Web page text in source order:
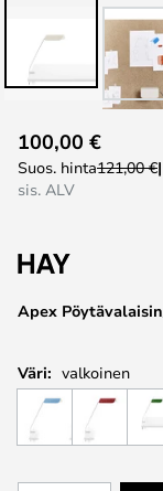
to
the
the
gallery
Apex
100,00 €
Suos. hinta121,00 €
sis. ALV
Väri: valkoinen